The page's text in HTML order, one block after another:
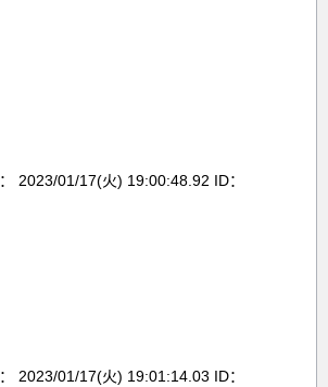
2023/01/17(火) 19:00:48.92 ID：
2023/01/17(火) 19:01:14.03 ID：